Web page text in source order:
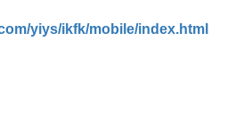
yiys/ikfk/mobile/index.html